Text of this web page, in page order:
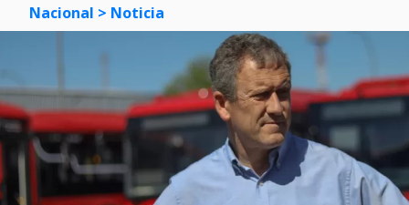
Nacional > Noticia